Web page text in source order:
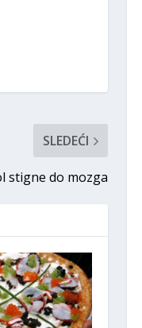
SLEDEĆI
stigne do mozga